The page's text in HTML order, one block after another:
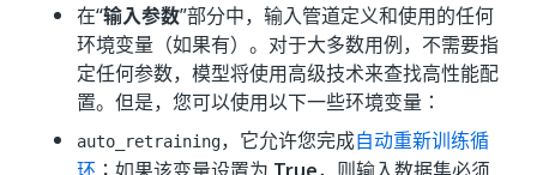
在“输入参数”部分中，输入管道定义和使用的任何
环境变量（如果有）。对于大多数用例，不需要指
定任何参数，模型将使用高级技术来查找高性能配
置。但是，您可以使用以下一些环境变量：
auto_retraining，它允许您完成自动重新训练循